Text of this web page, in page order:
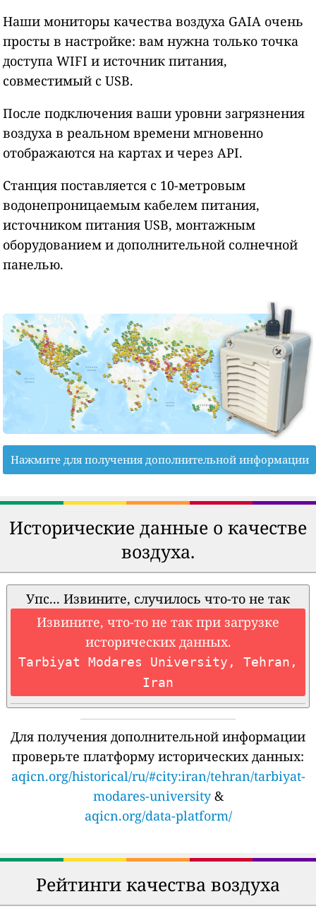
Наши мониторы качества воздуха GAIA очень
просты в настройке: вам нужна только точка
доступа WIFI и источник питания,
совместимый с USB.
После подключения ваши уровни загрязнения
воздуха в реальном времени мгновенно
отображаются на картах и через API.
Станция поставляется с 10-метровым
водонепроницаемым кабелем питания,
источником питания USB, монтажным
оборудованием и дополнительной солнечной
панелью.
Нажмите для получения дополнительной информации
Исторические данные о качестве
воздуха.
Упс... Извините, случилось что-то не так
Извините, что-то не так при загрузке
исторических данных.
Tarbiyat Modares University, Tehran,
Iran
Для получения дополнительной информации
проверьте платформу исторических данных:
aqicn.org/historical/ru/#city:iran/tehran/tarbiyat-
modares-university&
aqicn.org/data-platform/
Рейтинги качества воздуха